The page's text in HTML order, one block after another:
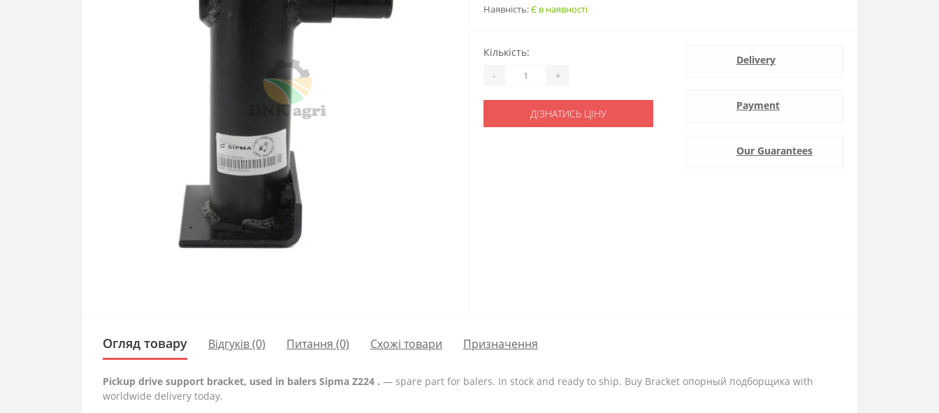
Наявність:Є в наявності
Кількість:
- +
ДІЗНАТИСЬ ЦІНУ
Delivery
Payment
Our Guarantees
Огляд товару Відгуків (0) Питання (0) Схожі товари Призначення
Pickup drive support bracket, used in balers Sipma Z224 . — spare part for balers. In stock and ready to ship. Buy Bracket опорный подборщика with
worldwide delivery today.